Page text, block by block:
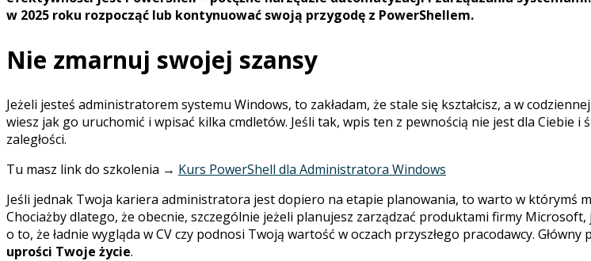
w 2025 roku rozpocząć lub kontynuować swoją przygodę z PowerShellem.
Nie zmarnuj swojej szansy
Jeżeli jesteś administratorem systemu Windows, to zakładam, że stale się kształcisz, a w
wiesz jak go uruchomić i wpisać kilka cmdletów. Jeśli tak, wpis ten z pewnością nie jest dla Ciebie i
zaległości.
Tu masz link do szkolenia → Kurs PowerShell dla Administratora Windows
Jeśli jednak Twoja kariera administratora jest dopiero na etapie planowania, to warto w którymś
Chociażby dlatego, że obecnie, szczególnie jeżeli planujesz zarządzać produktami firmy
o to, że ładnie wygląda w CV czy podnosi Twoją wartość w oczach przyszłego pracodawcy.
uprości Twoje życie.